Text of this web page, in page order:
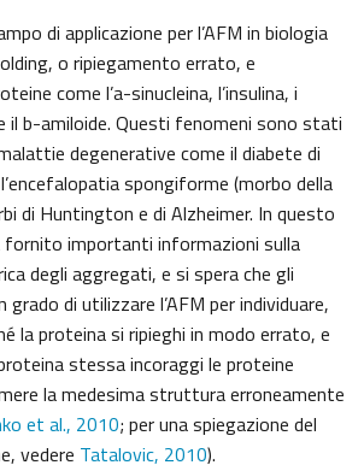
di applicazione per l’AFM in biologia
o ripiegamento errato, e
come l’a-sinucleina, l’insulina, i
il b-amiloide. Questi fenomeni sono stati
degenerative come il diabete di
spongiforme (morbo della
di Huntington e di Alzheimer. In questo
fornito importanti informazioni sulla
degli aggregati, e si spera che gli
di utilizzare l’AFM per individuare,
la proteina si ripieghi in modo errato, e
stessa incoraggi le proteine
la medesima struttura erroneamente
et al., 2010; per una spiegazione del
vedere Tatalovic, 2010).